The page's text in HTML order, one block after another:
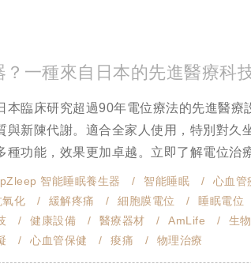
一種來自日本的先進醫療科
本臨床研究超過90年電位療法的先進醫
與新陳代謝。適合全家人使用，特別對
種功能，效果更加卓越。立即了解電位治
智能睡眠養生器 智能睡眠 心血管
氧化 緩解疼痛 細胞膜電位 睡眠電位
健康設備 醫療器材 AmLife 生
心血管保健 痠痛 物理治療